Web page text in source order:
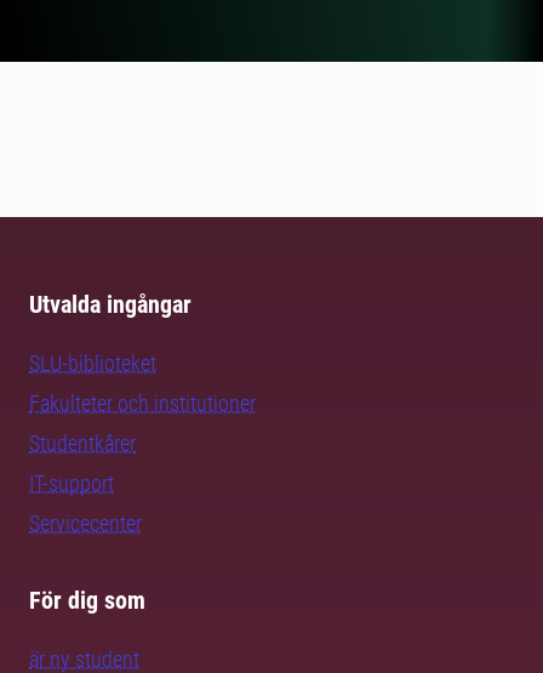
Utvalda ingångar
SLU-biblioteket
Fakulteter och institutioner
Studentkårer
IT-support
Servicecenter
För dig som
är ny student